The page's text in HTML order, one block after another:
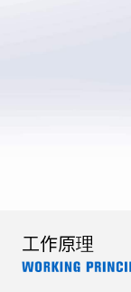
工作原理